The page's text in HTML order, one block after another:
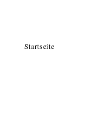
Startseite